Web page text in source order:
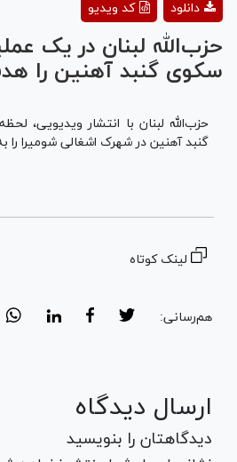
کد ویدیو دانلود
حزب‌الله لبنان در یک
سکوی گنبد آهنین را
حزب‌الله لبنان با انتشار ویدیویی،
گنبد آهنین در شهرک اشغالی شومیرا
لینک کوتاه
هم‌رسانی:
ارسال دیدگاه
دیدگاهتان را بنویسید